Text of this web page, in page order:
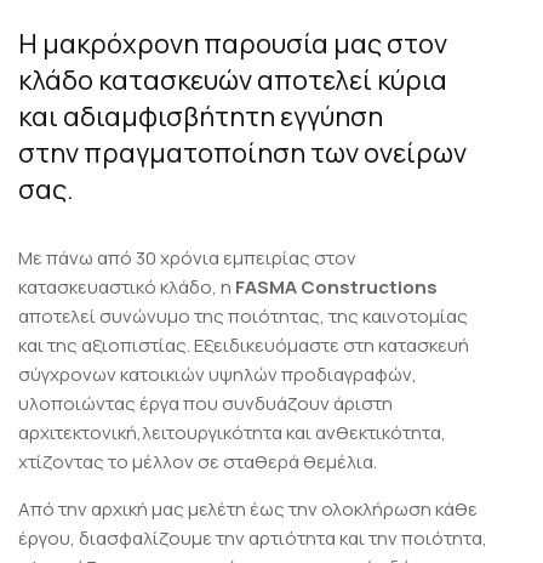
Η μακρόχρονη παρουσία μας στον
κλάδο κατασκευών αποτελεί κύρια
και αδιαμφισβήτητη εγγύηση
στην πραγματοποίηση των ονείρων
σας.
Με πάνω από 30 χρόνια εμπειρίας στον
κατασκευαστικό κλάδο, η FASMA Constructions
αποτελεί συνώνυμο της ποιότητας, της καινοτομίας
και της αξιοπιστίας. Εξειδικευόμαστε στη κατασκευή
σύγχρονων κατοικιών υψηλών προδιαγραφών,
υλοποιώντας έργα που συνδυάζουν άριστη
αρχιτεκτονική,λειτουργικότητα και ανθεκτικότητα,
χτίζοντας το μέλλον σε σταθερά θεμέλια.
Από την αρχική μας μελέτη έως την ολοκλήρωση κάθε
έργου, διασφαλίζουμε την αρτιότητα και την ποιότητα,